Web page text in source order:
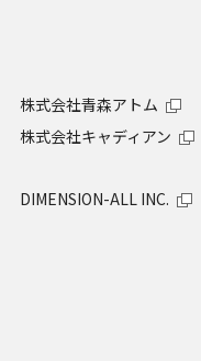
株式会社青森アトム
株式会社キャディアン
DIMENSION-ALL INC.